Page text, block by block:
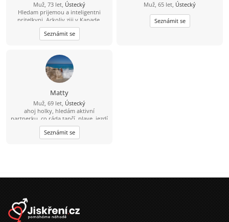
Muž, 73 let, Ústecký
Hledam prijemou a inteligentni
pritelkyni. Ackoliv ziji v Kanade,
setkani s tebou by mohlo prinest
zajimava rozhodnuti
Seznámit se
Muž, 65 let, Ústecký
Seznámit se
Matty
Muž, 69 let, Ústecký
ahoj holky, hledám aktivní
partnerku, co ráda tančí, plave, jezdí
na koloběžce, užívá si wellness a
saunových světů a když k moři, tak
na konec civilizace žádná přelidněná
Seznámit se